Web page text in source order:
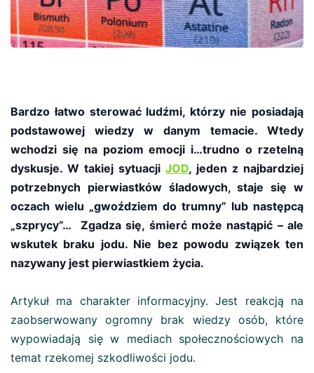
Bardzo łatwo sterować ludźmi, którzy nie posiadają
podstawowej wiedzy w danym temacie. Wtedy
wchodzi się na poziom emocji i…trudno o rzetelną
dyskusje. W takiej sytuacji JOD, jeden z najbardziej
potrzebnych pierwiastków śladowych, staje się w
oczach wielu „gwoździem do trumny” lub następcą
„szprycy”… Zgadza się, śmierć może nastąpić – ale
wskutek braku jodu. Nie bez powodu związek ten
nazywany jest pierwiastkiem życia.
Artykuł ma charakter informacyjny. Jest reakcją na
zaobserwowany ogromny brak wiedzy osób, które
wypowiadają się w mediach społecznościowych na
temat rzekomej szkodliwości jodu.